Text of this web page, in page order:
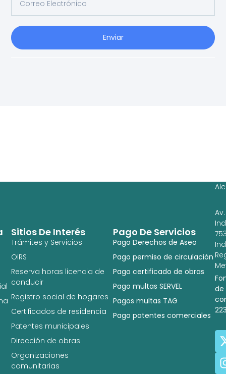
Enviar
Pago De Servicios
Pago Derechos de Aseo
Pago permiso de circulación
Pago certificado de obras
Pago multas SERVEL
Pagos multas TAG
Pago patentes comerciales
Sitios De Interés
Trámites y Servicios
OIRS
Reserva horas licencia de
conducir
Registro social de hogares
Certificados de residencia
Patentes municipales
Dirección de obras
Organizaciones
comunitarias
Av.
de